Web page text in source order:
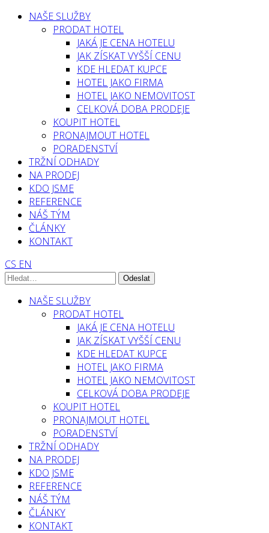
NAŠE SLUŽBY
PRODAT HOTEL
JAKÁ JE CENA HOTELU
JAK ZÍSKAT VYŠŠÍ CENU
KDE HLEDAT KUPCE
HOTEL JAKO FIRMA
HOTEL JAKO NEMOVITOST
CELKOVÁ DOBA PRODEJE
KOUPIT HOTEL
PRONAJMOUT HOTEL
PORADENSTVÍ
TRŽNÍ ODHADY
NA PRODEJ
KDO JSME
REFERENCE
NÁŠ TÝM
ČLÁNKY
KONTAKT
CS EN
NAŠE SLUŽBY
PRODAT HOTEL
JAKÁ JE CENA HOTELU
JAK ZÍSKAT VYŠŠÍ CENU
KDE HLEDAT KUPCE
HOTEL JAKO FIRMA
HOTEL JAKO NEMOVITOST
CELKOVÁ DOBA PRODEJE
KOUPIT HOTEL
PRONAJMOUT HOTEL
PORADENSTVÍ
TRŽNÍ ODHADY
NA PRODEJ
KDO JSME
REFERENCE
NÁŠ TÝM
ČLÁNKY
KONTAKT